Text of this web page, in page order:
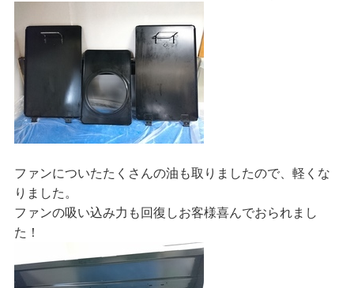
ファンについたたくさんの油も取りましたので、軽くな
りました。
ファンの吸い込み力も回復しお客様喜んでおられまし
た！